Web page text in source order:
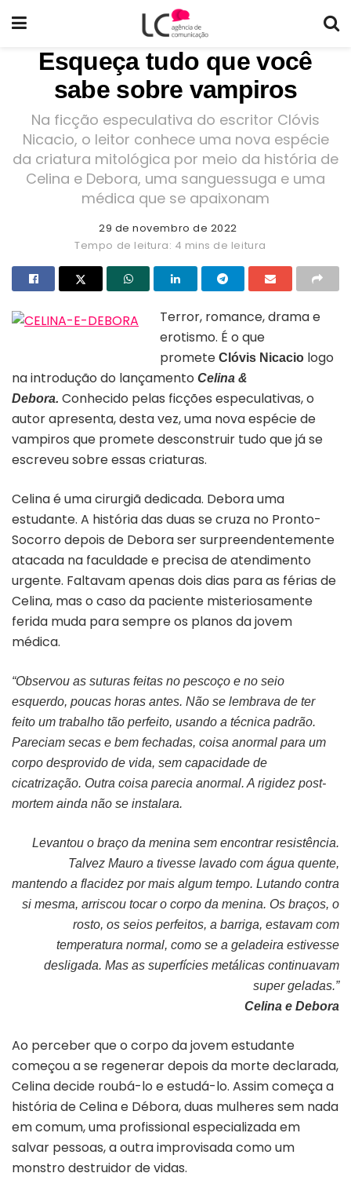
Esqueça tudo que você
sabe sobre vampiros
Na ficção especulativa do escritor Clóvis
Nicacio, o leitor conhece uma nova espécie
da criatura mitológica por meio da história de
Celina e Debora, uma sanguessuga e uma
médica que se apaixonam
29 de novembro de 2022
Tempo de leitura: 4 mins de leitura
Terror, romance, drama e
erotismo. É o que
promete Clóvis Nicacio logo
na introdução do lançamento Celina &
Debora. Conhecido pelas ficções especulativas, o
autor apresenta, desta vez, uma nova espécie de
vampiros que promete desconstruir tudo que já se
escreveu sobre essas criaturas.
Celina é uma cirurgiã dedicada. Debora uma
estudante. A história das duas se cruza no Pronto-
Socorro depois de Debora ser surpreendentemente
atacada na faculdade e precisa de atendimento
urgente. Faltavam apenas dois dias para as férias de
Celina, mas o caso da paciente misteriosamente
ferida muda para sempre os planos da jovem
médica.
“Observou as suturas feitas no pescoço e no seio
esquerdo, poucas horas antes. Não se lembrava de ter
feito um trabalho tão perfeito, usando a técnica padrão.
Pareciam secas e bem fechadas, coisa anormal para um
corpo desprovido de vida, sem capacidade de
cicatrização. Outra coisa parecia anormal. A rigidez post-
mortem ainda não se instalara.
Levantou o braço da menina sem encontrar resistência.
Talvez Mauro a tivesse lavado com água quente,
mantendo a flacidez por mais algum tempo. Lutando contra
si mesma, arriscou tocar o corpo da menina. Os braços, o
rosto, os seios perfeitos, a barriga, estavam com
temperatura normal, como se a geladeira estivesse
desligada. Mas as superfícies metálicas continuavam
super geladas.”
Celina e Debora
Ao perceber que o corpo da jovem estudante
começou a se regenerar depois da morte declarada,
Celina decide roubá-lo e estudá-lo. Assim começa a
história de Celina e Débora, duas mulheres sem nada
em comum, uma profissional especializada em
salvar pessoas, a outra improvisada como um
monstro destruidor de vidas.